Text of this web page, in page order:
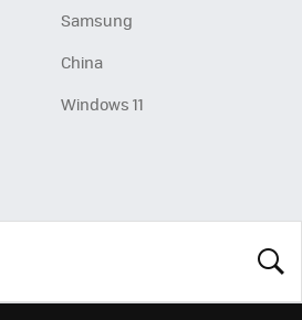
Samsung
China
Windows 11